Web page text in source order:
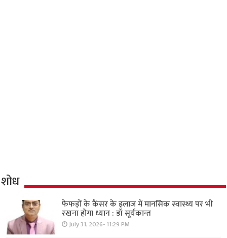
शोध
फेफड़ों के कैंसर के इलाज में मानसिक स्वास्थ्य पर भी
रखना होगा ध्यान : डॉ सूर्यकान्त
July 31, 2026- 11:29 PM